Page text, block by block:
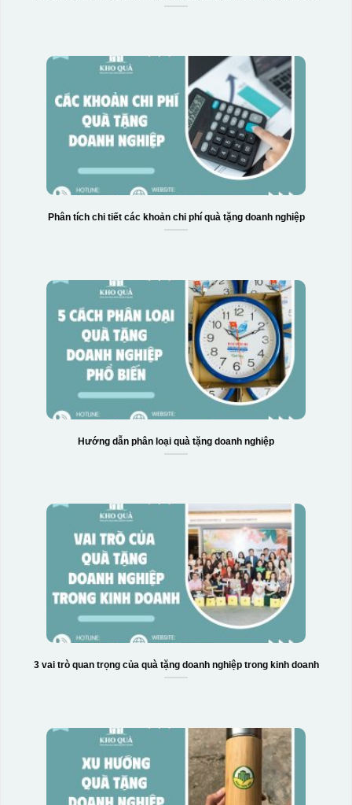
Hộp xi 2 cốc
Hộp xi biểu trưng
Phân tích chi tiết các khoản chi phí quà tặng doanh nghiệp
Hướng dẫn phân loại quà tặng doanh nghiệp
3 vai trò quan trọng của quà tặng doanh nghiệp trong kinh doanh